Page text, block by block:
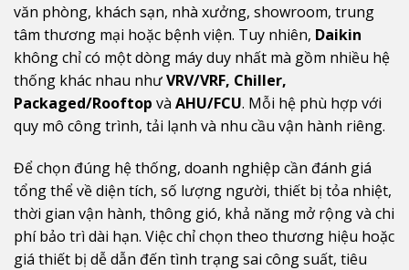
văn phòng, khách sạn, nhà xưởng, showroom, trung
tâm thương mại hoặc bệnh viện. Tuy nhiên, Daikin
không chỉ có một dòng máy duy nhất mà gồm nhiều hệ
thống khác nhau nhưVRV/VRF, Chiller,
Packaged/Rooftop và AHU/FCU. Mỗi hệ phù hợp với
quy mô công trình, tải lạnh và nhu cầu vận hành riêng.
Để chọn đúng hệ thống, doanh nghiệp cần đánh giá
tổng thể về diện tích, số lượng người, thiết bị tỏa nhiệt,
thời gian vận hành, thông gió, khả năng mở rộng và chi
phí bảo trì dài hạn. Việc chỉ chọn theo thương hiệu hoặc
giá thiết bị dễ dẫn đến tình trạng sai công suất, tiêu